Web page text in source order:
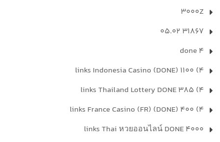
3000Z
31867 05.02
4 done
4) 1100 links Indonesia Casino (DONE)
4) 385 links Thailand Lottery DONE
4) 400 links France Casino (FR) (DONE)
4000 links Thai หวยออนไลน์ DONE